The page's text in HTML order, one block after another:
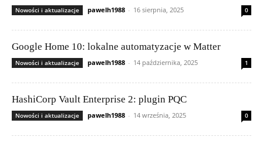
Nowości i aktualizacje pawelh1988 - 16 sierpnia, 2025 0
Google Home 10: lokalne automatyzacje w Matter
Nowości i aktualizacje pawelh1988 - 14 października, 2025 1
HashiCorp Vault Enterprise 2: plugin PQC
Nowości i aktualizacje pawelh1988 - 14 września, 2025 0